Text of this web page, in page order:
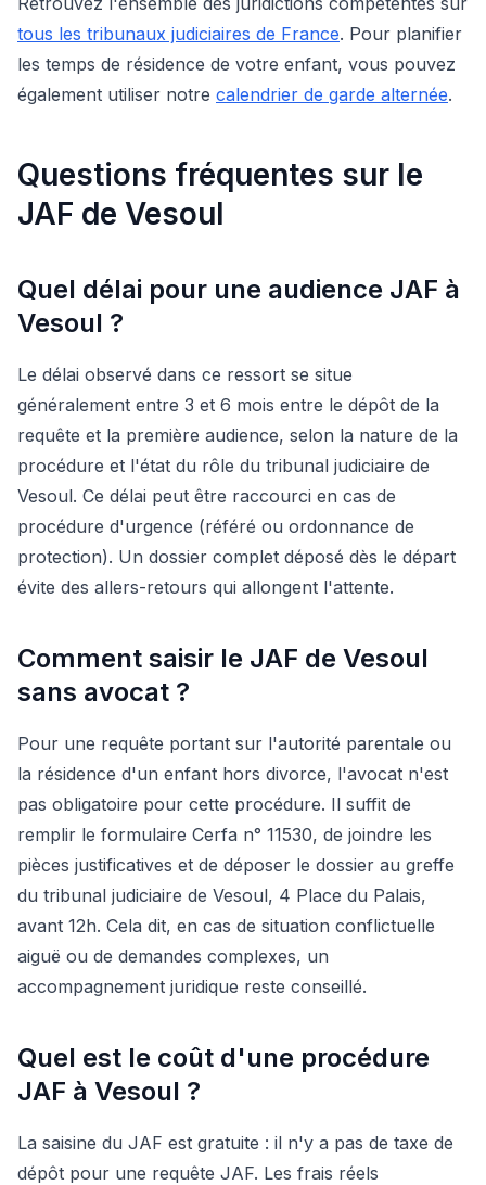
tous les tribunaux judiciaires de France. Pour planifier
les temps de résidence de votre enfant, vous pouvez
également utiliser notre calendrier de garde alternée.
Questions fréquentes sur le
JAF de Vesoul
Quel délai pour une audience JAF à
Vesoul ?
Le délai observé dans ce ressort se situe
généralement entre 3 et 6 mois entre le dépôt de la
requête et la première audience, selon la nature de la
procédure et l'état du rôle du tribunal judiciaire de
Vesoul. Ce délai peut être raccourci en cas de
procédure d'urgence (référé ou ordonnance de
protection). Un dossier complet déposé dès le départ
évite des allers-retours qui allongent l'attente.
Comment saisir le JAF de Vesoul
sans avocat ?
Pour une requête portant sur l'autorité parentale ou
la résidence d'un enfant hors divorce, l'avocat n'est
pas obligatoire pour cette procédure. Il suffit de
remplir le formulaire Cerfa n° 11530, de joindre les
pièces justificatives et de déposer le dossier au greffe
du tribunal judiciaire de Vesoul, 4 Place du Palais,
avant 12h. Cela dit, en cas de situation conflictuelle
aiguë ou de demandes complexes, un
accompagnement juridique reste conseillé.
Quel est le coût d'une procédure
JAF à Vesoul ?
La saisine du JAF est gratuite : il n'y a pas de taxe de
dépôt pour une requête JAF. Les frais réels